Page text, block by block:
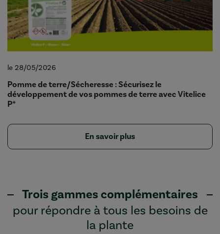
le 28/05/2026
Pomme de terre/Sécheresse : Sécurisez le
développement de vos pommes de terre avec Vitelice
P*
En savoir plus
Trois gammes complémentaires
pour répondre à tous les besoins de
la plante